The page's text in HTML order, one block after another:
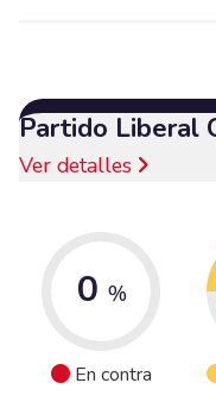
Partido Liberal
Ver detalles
0 %
En contra